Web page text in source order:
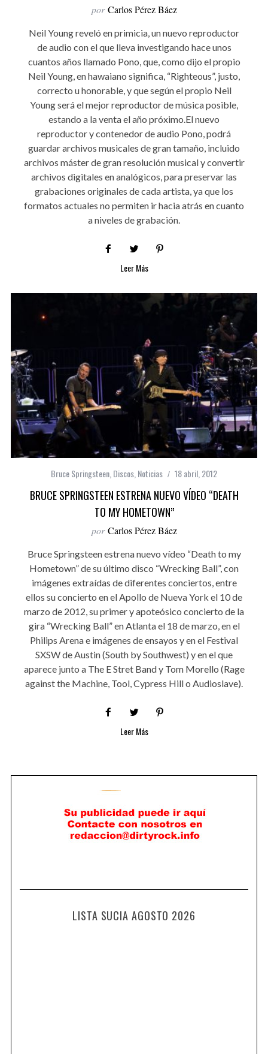
por Carlos Pérez Báez
Neil Young reveló en primicia, un nuevo reproductor
de audio con el que lleva investigando hace unos
cuantos años llamado Pono, que, como dijo el propio
Neil Young, en hawaiano significa, “Righteous”, justo,
correcto u honorable, y que según el propio Neil
Young será el mejor reproductor de música posible,
estando a la venta el año próximo.El nuevo
reproductor y contenedor de audio Pono, podrá
guardar archivos musicales de gran tamaño, incluido
archivos máster de gran resolución musical y convertir
archivos digitales en analógicos, para preservar las
grabaciones originales de cada artista, ya que los
formatos actuales no permiten ir hacia atrás en cuanto
a niveles de grabación.
Leer Más
Bruce Springsteen Discos Noticias 18 abril, 2012
BRUCE SPRINGSTEEN ESTRENA NUEVO VÍDEO “DEATH
TO MY HOMETOWN”
por Carlos Pérez Báez
Bruce Springsteen estrena nuevo vídeo “Death to my
Hometown” de su último disco “Wrecking Ball”, con
imágenes extraídas de diferentes conciertos, entre
ellos su concierto en el Apollo de Nueva York el 10 de
marzo de 2012, su primer y apoteósico concierto de la
gira “Wrecking Ball” en Atlanta el 18 de marzo, en el
Philips Arena e imágenes de ensayos y en el Festival
SXSW de Austin (South by Southwest) y en el que
aparece junto a The E Stret Band y Tom Morello (Rage
against the Machine, Tool, Cypress Hill o Audioslave).
Leer Más
LISTA SUCIA AGOSTO 2026